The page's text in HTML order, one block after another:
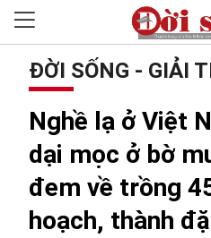
ĐỜI SỐNG - GIẢI
Nghề lạ ở Việt
dại mọc ở bờ
đem về trồng
hoạch, thành